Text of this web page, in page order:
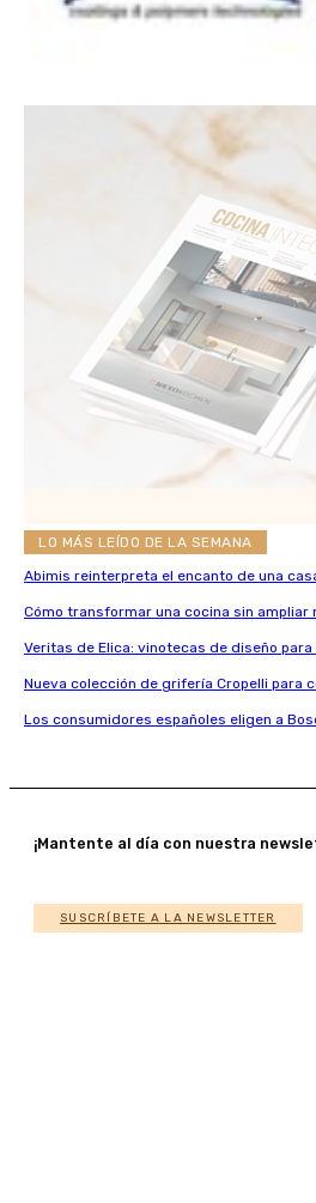
LO MÁS LEÍDO DE LA SEMANA
Abimis reinterpreta el encanto de una
Cómo transformar una cocina sin
Veritas de Elica: vinotecas de diseño
Nueva colección de grifería Cropelli para
Los consumidores españoles eligen a
¡Mantente al día con nuestra
SUSCRÍBETE A LA NEWSLETTER